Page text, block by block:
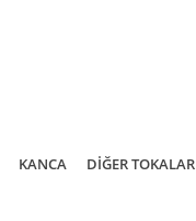
KANCA DİĞER TOKALAR